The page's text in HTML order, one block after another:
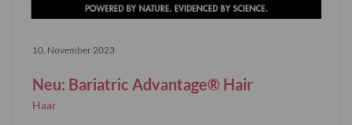
10. November 2023
Neu: Bariatric Advantage® Hair
Haar